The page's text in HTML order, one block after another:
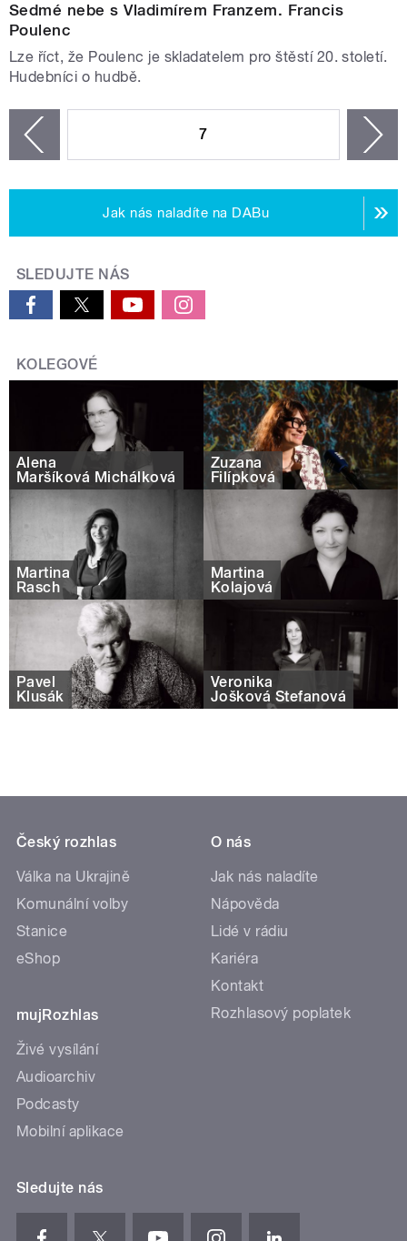
Sedmé nebe s Vladimírem Franzem. Francis
Poulenc
Lze říct, že Poulenc je skladatelem pro štěstí 20. století.
Hudebníci o hudbě.
7
Jak nás naladíte na DABu
SLEDUJTE NÁS
KOLEGOVÉ
Alena
Maršíková Michálková
Zuzana
Filípková
Martina
Rasch
Martina
Kolajová
Pavel
Klusák
Veronika
Jošková Štefanová
Český rozhlas
Válka na Ukrajině
Komunální volby
Stanice
eShop
mujRozhlas
Živé vysílání
Audioarchiv
Podcasty
Mobilní aplikace
O nás
Jak nás naladíte
Nápověda
Lidé v rádiu
Kariéra
Kontakt
Rozhlasový poplatek
Sledujte nás